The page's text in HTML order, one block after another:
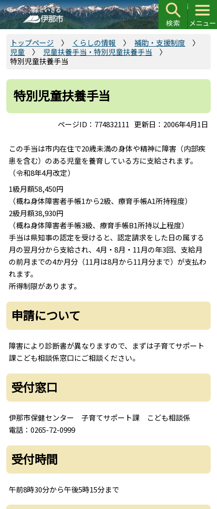
こ
の
ペ
先
トップページ くらしの情報
補助・支援制度
児童
児童扶養手当・特別児童扶養手当
特別児童扶養手当
特別児童扶養手当
ページID：774832111 更新日：2006年4月1日
この手当は市内在住で20歳未満の身体や精神に障害（内部疾
患を含む）のある児童を養育している方に支給されます。
（令和8年4月改定）
1級月額58,450円
（概ね身体障害者手帳1から2級、療育手帳A1所持程度）
2級月額38,930円
（概ね身体障害者手帳3級、療育手帳B1所持以上程度）
手当は県知事の認定を受けると、認定請求をした日の属する
月の翌月分から支給され、4月・8月・11月の年3回、支給月
の前月までの4か月分（11月は8月から11月分まで）が支払わ
れます。
所得制限があります。
申請について
障害により診断書が異なりますので、まずは子育てサポート
課こども相談係窓口にご相談ください。
受付窓口
伊那市保健センター 子育てサポート課 こども相談係
電話：0265-72-0999
受付時間
午前8時30分から午後5時15分まで